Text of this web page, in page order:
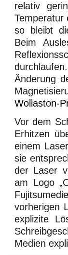
relativ
Temperatur
so bleibt
Beim
Änderung
Wollaston-
Vor dem
Erhitzen
einem
sie
der Laser
am Logo
vorherigen
explizite
Medien